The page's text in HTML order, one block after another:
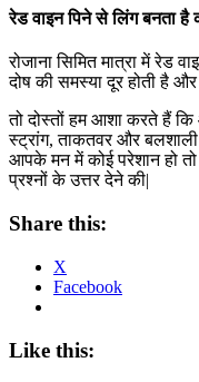
रेड वाइन पिने से लिंग बनता है
रोजाना सिमित मात्रा में रेड
दोष की समस्या दूर होती है
तो दोस्तों हम आशा करते हैं
स्ट्रांग, ताकतवर और
आपके मन में कोई परेशान हो
प्रश्नों के उत्तर देने की|
Share this:
X
Facebook
Like this: